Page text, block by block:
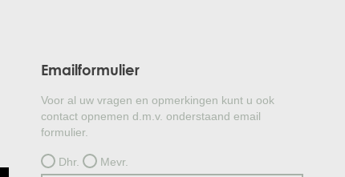
Emailformulier
Voor al uw vragen en opmerkingen kunt u ook
contact opnemen d.m.v. onderstaand email
formulier.
Dhr. Mevr.